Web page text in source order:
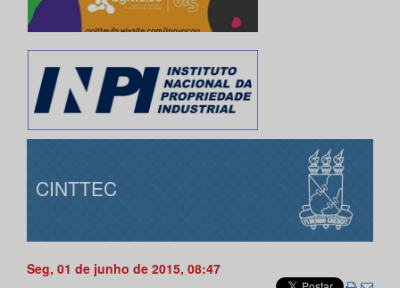
CINTTEC
Seg, 01 de junho de 2015, 08:47